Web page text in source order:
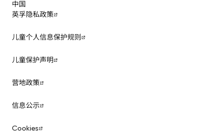
中国
英孚隐私政策
儿童个人信息保护规则
儿童保护声明
营地政策
信息公示
Cookies